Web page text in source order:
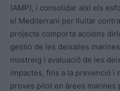
(AMP), i consolidar així els
el Mediterrani per lluitar
projecte comporta accions
gestió de les deixalles
mostreig i avaluació de les
impactes, fins a la prevenció i
proves pilot en àrees marines